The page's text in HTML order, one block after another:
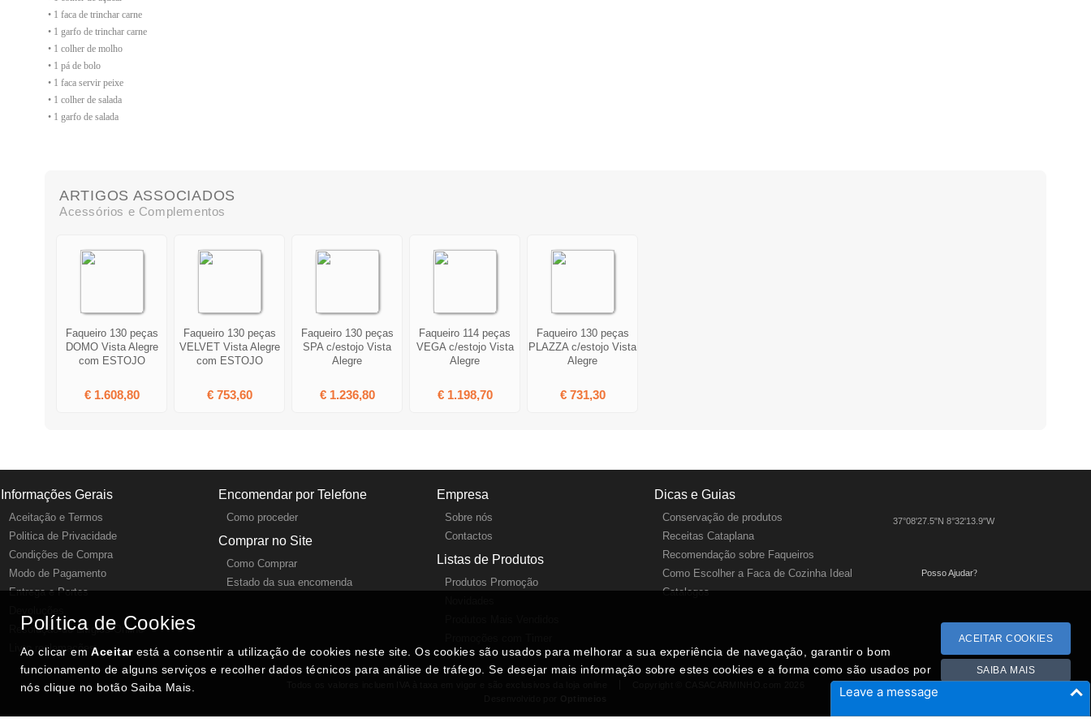
Leave a message
• 1 faca de trinchar carne
• 1 garfo de trinchar carne
• 1 colher de molho
• 1 pá de bolo
• 1 faca servir peixe
• 1 colher de salada
• 1 garfo de salada
ARTIGOS ASSOCIADOS
Acessórios e Complementos
Faqueiro 130 peças
DOMO Vista Alegre
com ESTOJO
€ 1.608,80
Faqueiro 130 peças
VELVET Vista Alegre
com ESTOJO
€ 753,60
Faqueiro 130 peças
SPA c/estojo Vista
Alegre
€ 1.236,80
Faqueiro 114 peças
VEGA c/estojo Vista
Alegre
€ 1.198,70
Faqueiro 130 peças
PLAZZA c/estojo Vista
Alegre
€ 731,30
Informações Gerais
Aceitação e Termos
Politica de Privacidade
Condições de Compra
Modo de Pagamento
Entrega e Portes
Resolução de Litígios Online
Livro reclamações
Encomendar por Telefone
Como proceder
Comprar no Site
Como Comprar
Estado da sua encomenda
Empresa
Sobre nós
Contactos
Listas de Produtos
Produtos Promoção
Dicas e Guias
Conservação de produtos
Receitas Cataplana
Recomendação sobre Faqueiros
Como Escolher a Faca de Cozinha Ideal
Catalogos
37°08'27.5"N 8°32'13.9"W
Posso Ajudar?
Política de Cookies
Ao clicar emAceitarestá a consentir a utilização de cookies neste site. Os cookies são usados para melhorar a sua experiência de navegação, garantir o bom
funcionamento de alguns serviços e recolher dados técnicos para análise de tráfego. Se desejar mais informação sobre estes cookies e a forma como são usados por
nós clique no botão Saiba Mais.
ACEITAR COOKIES
SAIBA MAIS